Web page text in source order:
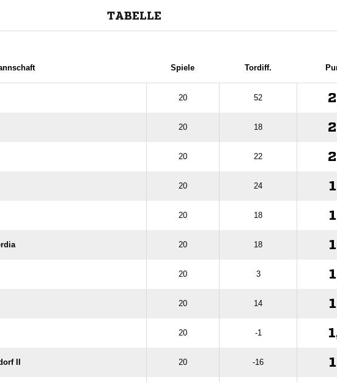
TABELLE
Spiele Tordiff.
20 52
20 18
20 22
20 24
20 18
20 18
20 3
20 14
20 -1
II 20 -16